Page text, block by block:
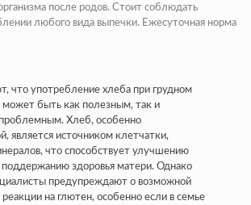
после родов. Стоит соблюдать
любого вида выпечки. Ежесуточная норма
что употребление хлеба при грудном
может быть как полезным, так и
Хлеб, особенно
является источником клетчатки,
что способствует улучшению
поддержанию здоровья матери. Однако
предупреждают о возможной
на глютен, особенно если в семье